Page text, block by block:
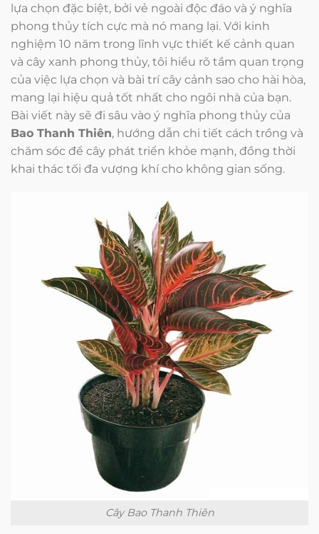
lựa chọn đặc biệt, bởi vẻ ngoài độc đáo và ý nghĩa
phong thủy tích cực mà nó mang lại. Với kinh
nghiệm 10 năm trong lĩnh vực thiết kế cảnh quan
và cây xanh phong thủy, tôi hiểu rõ tầm quan trọng
của việc lựa chọn và bài trí cây cảnh sao cho hài hòa,
mang lại hiệu quả tốt nhất cho ngôi nhà của bạn.
Bài viết này sẽ đi sâu vào ý nghĩa phong thủy của
Bao Thanh Thiên, hướng dẫn chi tiết cách trồng và
chăm sóc để cây phát triển khỏe mạnh, đồng thời
khai thác tối đa vượng khí cho không gian sống.
Cây Bao Thanh Thiên